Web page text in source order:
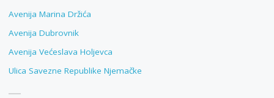
Avenija Marina Držića
Avenija Dubrovnik
Avenija Većeslava Holjevca
Ulica Savezne Republike Njemačke